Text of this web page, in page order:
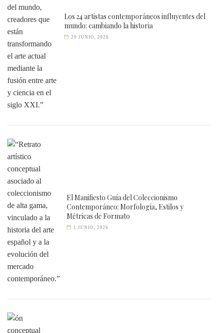
Los 24 artistas contemporáneos influyentes del
mundo: cambiando la historia
20 JUNIO, 2026
El Manifiesto Guía del Coleccionismo
Contemporáneo: Morfología, Estilos y
Métricas de Formato
1 JUNIO, 2026